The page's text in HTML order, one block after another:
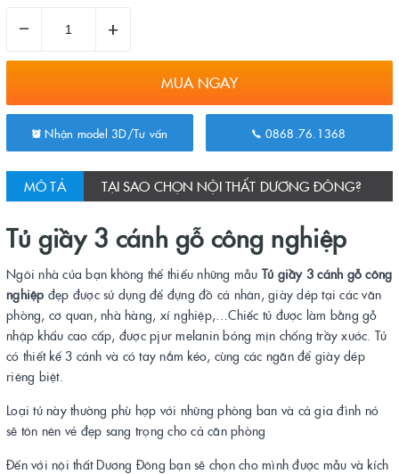
– +
MUA NGAY
Nhận model 3D/Tư vấn 0868.76.1368
MÔ TẢ TẠI SAO CHỌN NỘI THẤT DƯƠNG ĐÔNG?
Tủ giầy 3 cánh gỗ công nghiệp
Ngôi nhà của bạn không thể thiếu những mẫu Tủ giầy 3 cánh gỗ công
nghiệp đẹp được sử dụng để đựng đồ cá nhân, giày dép tại các văn
phòng, cơ quan, nhà hàng, xí nghiệp,…Chiếc tủ được làm bằng gỗ
nhập khẩu cao cấp, được pjur melanin bóng mịn chống trầy xước. Tủ
có thiết kế 3 cánh và có tay nắm kéo, cùng các ngăn để giày dép
riêng biệt.
Loại tủ này thường phù hợp với những phòng ban và cả gia đình nó
sẽ tôn nên vẻ đẹp sang trọng cho cả căn phòng
Đến với nội thất Dương Đông bạn sẽ chọn cho mình được mẫu và kích